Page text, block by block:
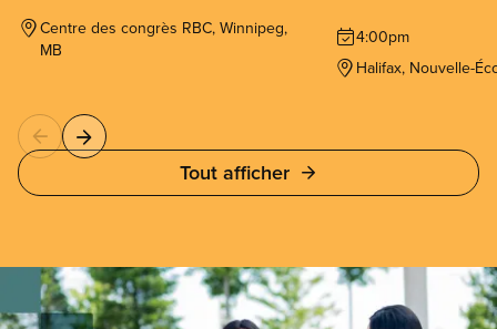
Centre des congrès RBC, Winnipeg,
MB
SCFP qui se tiendra
au 26 novembre
4:00pm
Halifax, Nouvelle-
Tout afficher